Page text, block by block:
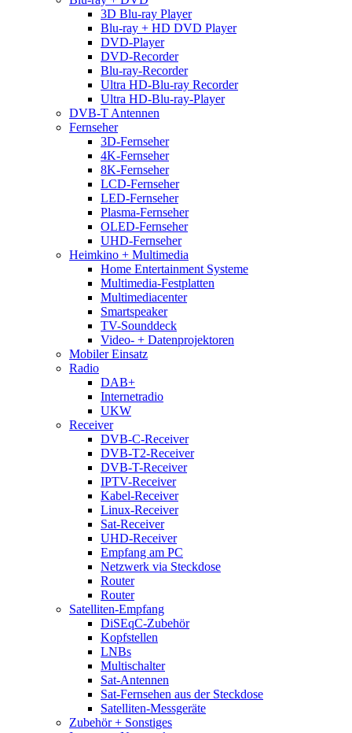
3D Blu-ray Player
Blu-ray + HD DVD Player
DVD-Player
DVD-Recorder
Blu-ray-Recorder
Ultra HD-Blu-ray Recorder
Ultra HD-Blu-ray-Player
DVB-T Antennen
Fernseher
3D-Fernseher
4K-Fernseher
8K-Fernseher
LCD-Fernseher
LED-Fernseher
Plasma-Fernseher
OLED-Fernseher
UHD-Fernseher
Heimkino + Multimedia
Home Entertainment Systeme
Multimedia-Festplatten
Multimediacenter
Smartspeaker
TV-Sounddeck
Video- + Datenprojektoren
Mobiler Einsatz
Radio
DAB+
Internetradio
UKW
Receiver
DVB-C-Receiver
DVB-T2-Receiver
DVB-T-Receiver
IPTV-Receiver
Kabel-Receiver
Linux-Receiver
Sat-Receiver
UHD-Receiver
Empfang am PC
Netzwerk via Steckdose
Router
Router
Satelliten-Empfang
DiSEqC-Zubehör
Kopfstellen
LNBs
Multischalter
Sat-Antennen
Sat-Fernsehen aus der Steckdose
Satelliten-Messgeräte
Zubehör + Sonstiges